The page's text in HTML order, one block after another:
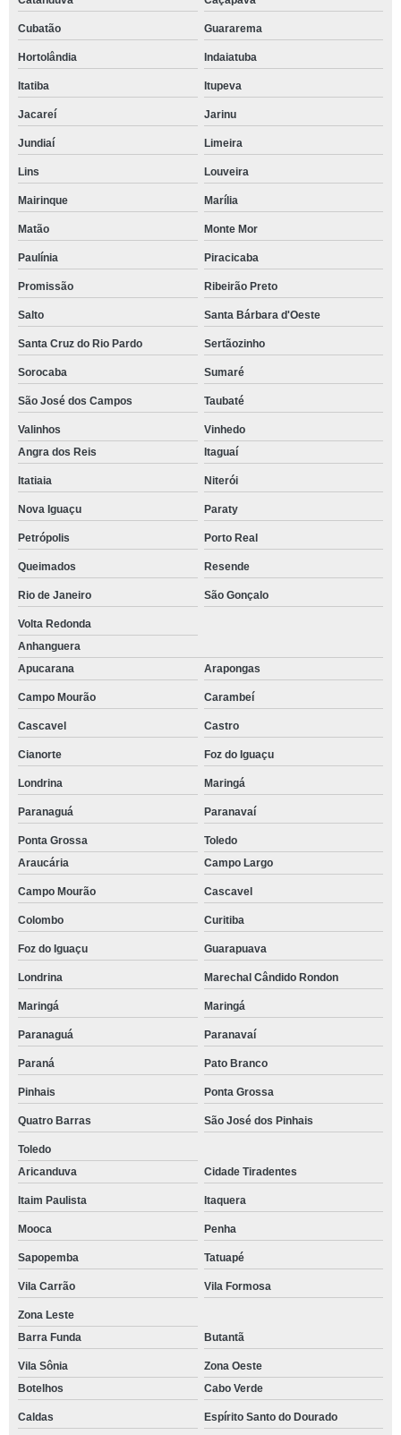
Cubatão Guararema
Hortolândia Indaiatuba
Itatiba Itupeva
Jacareí Jarinu
Jundiaí Limeira
Lins Louveira
Mairinque Marília
Matão Monte Mor
Paulínia Piracicaba
Promissão Ribeirão Preto
Salto Santa Bárbara d'Oeste
Santa Cruz do Rio Pardo Sertãozinho
Sorocaba Sumaré
São José dos Campos Taubaté
Valinhos
Vinhedo
Angra dos Reis
Itaguaí
Itatiaia Niterói
Nova Iguaçu Paraty
Petrópolis Porto Real
Queimados Resende
Rio de Janeiro São Gonçalo
Volta Redonda
Anhanguera
Apucarana
Arapongas
Campo Mourão Carambeí
Cascavel Castro
Cianorte Foz do Iguaçu
Londrina Maringá
Paranaguá Paranavaí
Ponta Grossa
Toledo
Araucária
Campo Largo
Campo Mourão Cascavel
Colombo Curitiba
Foz do Iguaçu Guarapuava
Londrina Marechal Cândido Rondon
Maringá Maringá
Paranaguá Paranavaí
Paraná Pato Branco
Pinhais Ponta Grossa
Quatro Barras São José dos Pinhais
Toledo
Aricanduva
Cidade Tiradentes
Itaim Paulista Itaquera
Mooca Penha
Sapopemba Tatuapé
Vila Carrão Vila Formosa
Zona Leste
Barra Funda
Butantã
Vila Sônia
Zona Oeste
Botelhos
Cabo Verde
Caldas Espírito Santo do Dourado